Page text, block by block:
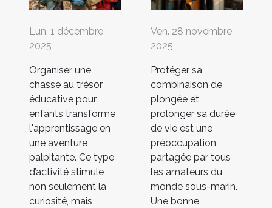
Lun. 1 décembre
2025
Organiser une
chasse au trésor
éducative pour
enfants transforme
l'apprentissage en
une aventure
palpitante. Ce type
d’activité stimule
non seulement la
curiosité, mais
Ven. 28 novembre
2025
Protéger sa
combinaison de
plongée et
prolonger sa durée
de vie est une
préoccupation
partagée par tous
les amateurs du
monde sous-marin.
Une bonne